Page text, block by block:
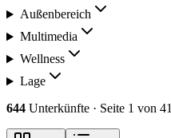
Außenbereich
Multimedia
Wellness
Lage
644 Unterkünfte · Seite 1 von 41